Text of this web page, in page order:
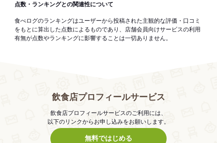
点数・ランキングとの関連性について
食べログのランキングはユーザーから投稿された主観的な評価・口コミ
をもとに算出した点数によるものであり、店舗会員向けサービスの利用
有無が点数やランキングに影響することは一切ありません。
飲食店プロフィールサービス
飲食店プロフィールサービスのご利用には、
以下のリンクからお申し込みをお願いします。
無料ではじめる